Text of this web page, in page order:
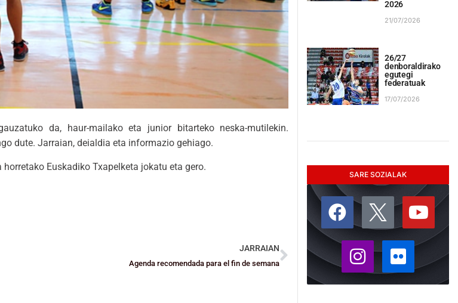
da, haur-mailako eta junior bitarteko neska-mutilekin.
dute. Jarraian, deialdia eta informazio gehiago.
Euskadiko Txapelketa jokatu eta gero.
JARRAIAN
Agenda recomendada para el fin de semana
2026
21/07/2026
26/27
denboraldirako
egutegi
federatuak
17/07/2026
SARE SOZIALAK